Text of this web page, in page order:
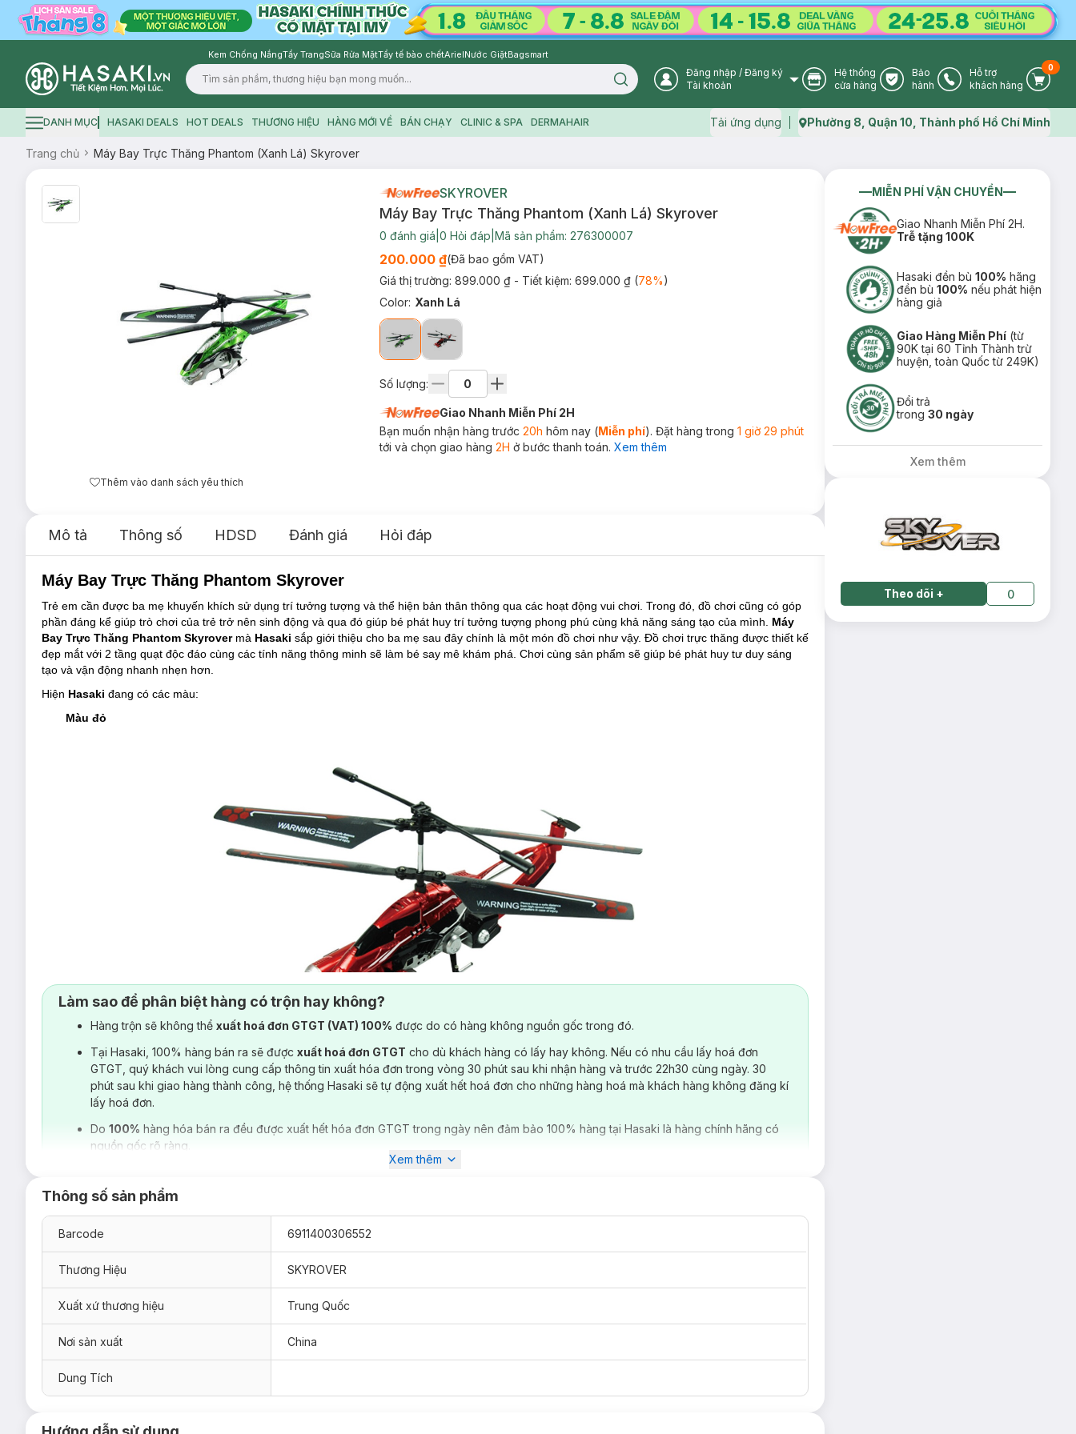
Kem Chống NắngTẩy TrangSữa Rửa MặtTẩy tế bào chếtArielNước GiặtBagsmart
Logo
Search icon User Icon
Đăng nhập / Đăng ký
Tài khoản
Store Icon
Hệ thống
cửa hàng
Warranty Icon
Bảo
hành
Phone Icon
Hỗ trợ
khách hàng
Cart
0
Hamburger icon
DANH MỤC HASAKI DEALS HOT DEALS THƯƠNG HIỆU HÀNG MỚI VỀ BÁN CHẠY CLINIC & SPA DERMAHAIR Tải ứng dụng Map icon
Phường 8, Quận 10, Thành phố Hồ Chí Minh
Trang chủ Máy Bay Trực Thăng Phantom (Xanh Lá) Skyrover
Thêm vào danh sách yêu thích
SKYROVER
Máy Bay Trực Thăng Phantom (Xanh Lá) Skyrover
0 đánh giá 0 Hỏi đáp Mã sản phẩm: 276300007
200.000 ₫(Đã bao gồm VAT)
Giá thị trường: 899.000 ₫ - Tiết kiệm: 699.000 ₫(78%)
Color: Xanh Lá
Số lượng:
Giao Nhanh Miễn Phí 2H
Bạn muốn nhận hàng trước 20h hôm nay (Miễn phí). Đặt hàng trong 1 giờ 29 phút
tới và chọn giao hàng 2H ở bước thanh toán. Xem thêm
Mô tả Thông số HDSD Đánh giá Hỏi đáp
Máy Bay Trực Thăng Phantom Skyrover
Trẻ em cần được ba mẹ khuyến khích sử dụng trí tưởng tượng và thể hiện bản thân thông qua các hoạt động vui chơi. Trong đó, đồ chơi cũng có góp
phần đáng kể giúp trò chơi của trẻ trở nên sinh động và qua đó giúp bé phát huy trí tưởng tượng phong phú cùng khả năng sáng tạo của mình. Máy
Bay Trực Thăng Phantom Skyrovermà Hasaki sắp giới thiệu cho ba mẹ sau đây chính là một món đồ chơi như vậy. Đồ chơi trực thăng được thiết kế
đẹp mắt với 2 tầng quạt độc đáo cùng các tính năng thông minh sẽ làm bé say mê khám phá. Chơi cùng sản phẩm sẽ giúp bé phát huy tư duy sáng
tạo và vận động nhanh nhẹn hơn.
Hiện Hasaki đang có các màu:
Màu đỏ
Màu xanh lá
Làm sao để phân biệt hàng có trộn hay không?
Hàng trộn sẽ không thể xuất hoá đơn GTGT (VAT) 100% được do có hàng không nguồn gốc trong đó.
Tại Hasaki, 100% hàng bán ra sẽ được xuất hoá đơn GTGT cho dù khách hàng có lấy hay không. Nếu có nhu cầu lấy hoá đơn
GTGT, quý khách vui lòng cung cấp thông tin xuất hóa đơn trong vòng 30 phút sau khi nhận hàng và trước 22h30 cùng ngày. 30
phút sau khi giao hàng thành công, hệ thống Hasaki sẽ tự động xuất hết hoá đơn cho những hàng hoá mà khách hàng không đăng kí
lấy hoá đơn.
Do 100% hàng hóa bán ra đều được xuất hết hóa đơn GTGT trong ngày nên đảm bảo 100% hàng tại Hasaki là hàng chính hãng có
nguồn gốc rõ ràng.
Xem thêm
Thông số sản phẩm
Barcode 6911400306552
Thương Hiệu SKYROVER
Xuất xứ thương hiệu Trung Quốc
Nơi sản xuất China
Dung Tích
MIỄN PHÍ VẬN CHUYỂN
Giao Nhanh Miễn Phí 2H.
Trễ tặng 100K
Hasaki đền bù100% hãng
đền bù100% nếu phát hiện
hàng giả
Giao Hàng Miễn Phí (từ
90K tại 60 Tỉnh Thành trừ
huyện, toàn Quốc từ 249K)
Đổi trả
trong30 ngày
Xem thêm
Theo dõi + 0